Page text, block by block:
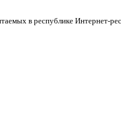
в республике Интернет-